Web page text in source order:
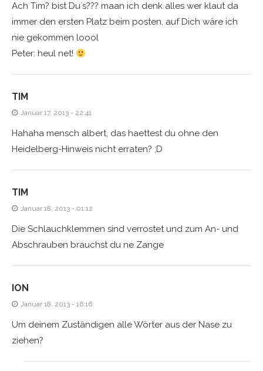
Ach Tim? bist Du´s??? maan ich denk alles wer klaut da
immer den ersten Platz beim posten, auf Dich wäre ich
nie gekommen loool
Peter: heul net!
TIM
Januar 17, 2013 - 22:41
Hahaha mensch albert, das haettest du ohne den
Heidelberg-Hinweis nicht erraten? ;D
TIM
Januar 18, 2013 - 01:12
Die Schlauchklemmen sind verrostet und zum An- und
Abschrauben brauchst du ne Zange
ION
Januar 18, 2013 - 16:16
Um deinem Zuständigen alle Wörter aus der Nase zu
ziehen?